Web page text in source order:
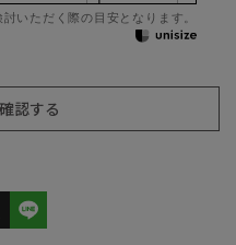
いただく際の目安となります。